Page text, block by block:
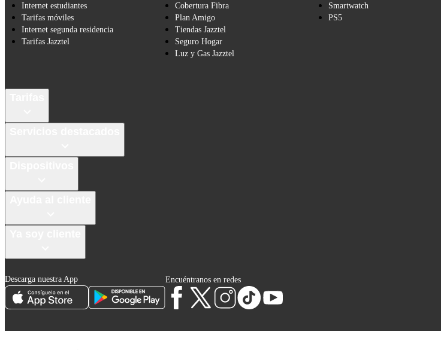
Internet estudiantes
Tarifas móviles
Internet segunda residencia
Tarifas Jazztel
Cobertura Fibra
Plan Amigo
Tiendas Jazztel
Seguro Hogar
Luz y Gas Jazztel
Smartwatch
PS5
Descarga nuestra App Encuéntranos en redes